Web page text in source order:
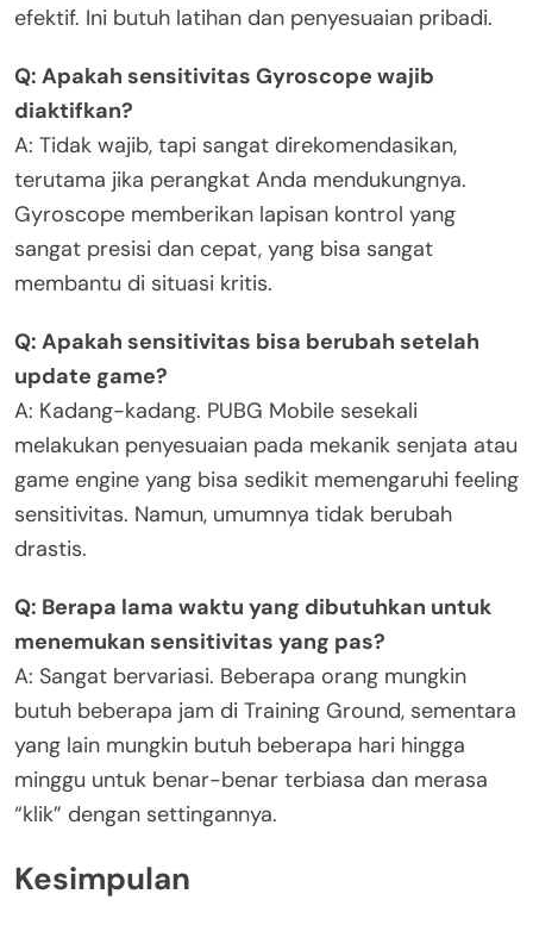
efektif. Ini butuh latihan dan penyesuaian pribadi.
Q: Apakah sensitivitas Gyroscope wajib
diaktifkan?
A: Tidak wajib, tapi sangat direkomendasikan,
terutama jika perangkat Anda mendukungnya.
Gyroscope memberikan lapisan kontrol yang
sangat presisi dan cepat, yang bisa sangat
membantu di situasi kritis.
Q: Apakah sensitivitas bisa berubah setelah
update game?
A: Kadang-kadang. PUBG Mobile sesekali
melakukan penyesuaian pada mekanik senjata atau
game engine yang bisa sedikit memengaruhi feeling
sensitivitas. Namun, umumnya tidak berubah
drastis.
Q: Berapa lama waktu yang dibutuhkan untuk
menemukan sensitivitas yang pas?
A: Sangat bervariasi. Beberapa orang mungkin
butuh beberapa jam di Training Ground, sementara
yang lain mungkin butuh beberapa hari hingga
minggu untuk benar-benar terbiasa dan merasa
“klik” dengan settingannya.
Kesimpulan